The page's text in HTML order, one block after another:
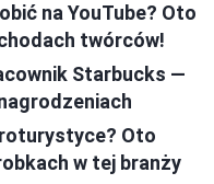
na YouTube? Oto
twórców!
Starbucks —
Oto
w tej branży